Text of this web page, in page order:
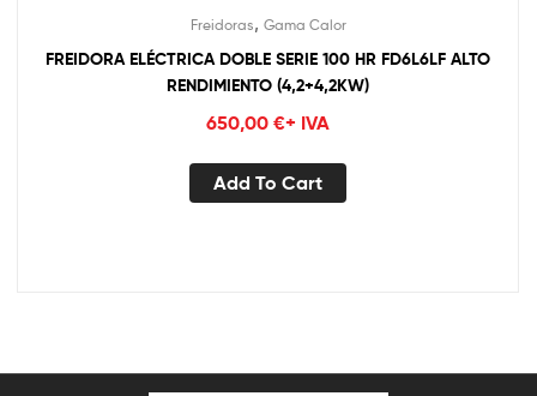
Freidoras, Gama Calor
FREIDORA ELÉCTRICA DOBLE SERIE 100 HR FD6L6LF ALTO
RENDIMIENTO (4,2+4,2KW)
650,00 €+ IVA
Add To Cart